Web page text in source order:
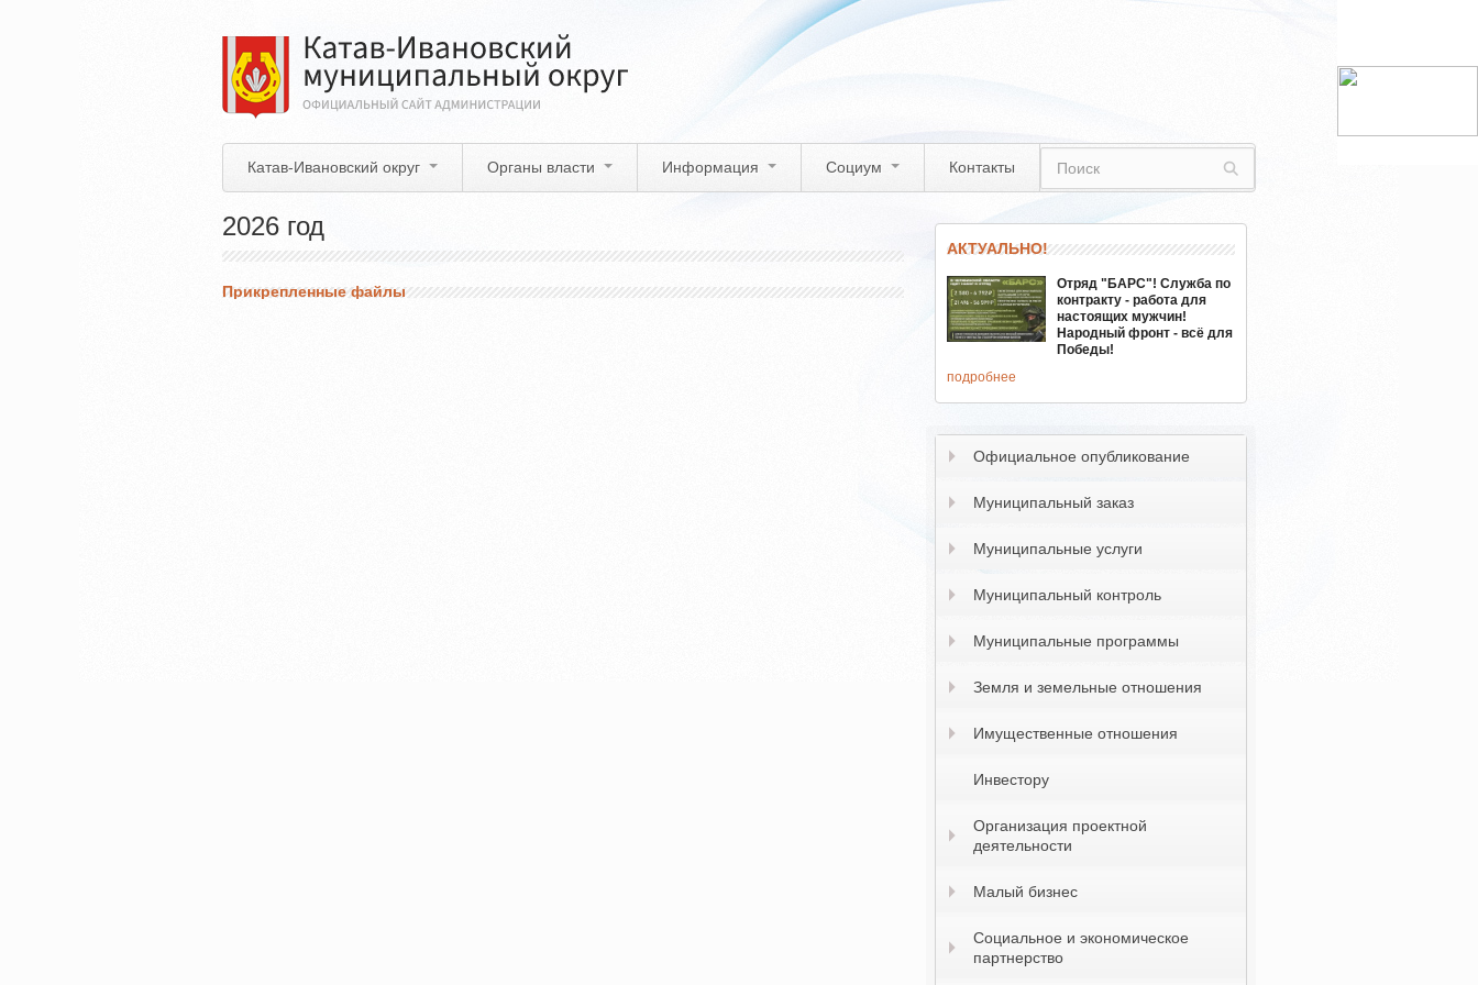
Катав-Ивановский округ Органы власти Информация Социум Контакты
2026 год
Прикрепленные файлы
АКТУАЛЬНО!
Отряд "БАРС"! Служба по
контракту - работа для
настоящих мужчин!
Народный фронт - всё для
Победы!
подробнее
Официальное опубликование
Муниципальный заказ
Муниципальные услуги
Муниципальный контроль
Муниципальные программы
Земля и земельные отношения
Имущественные отношения
Инвестору
Организация проектной
деятельности
Малый бизнес
Социальное и экономическое
партнерство